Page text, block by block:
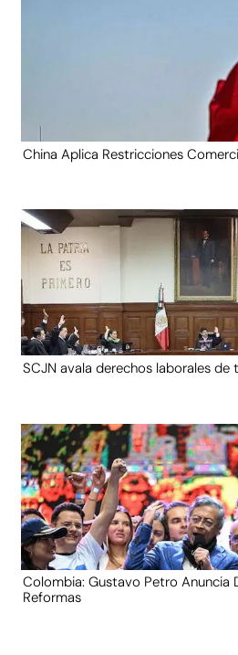
China Aplica Restricciones
SCJN avala derechos laborales
Colombia: Gustavo Petro Anuncia
Reformas